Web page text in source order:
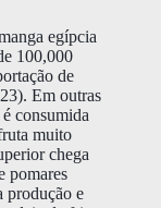
egípcia
100,000
de
Em outras
consumida
muito
chega
pomares
produção e